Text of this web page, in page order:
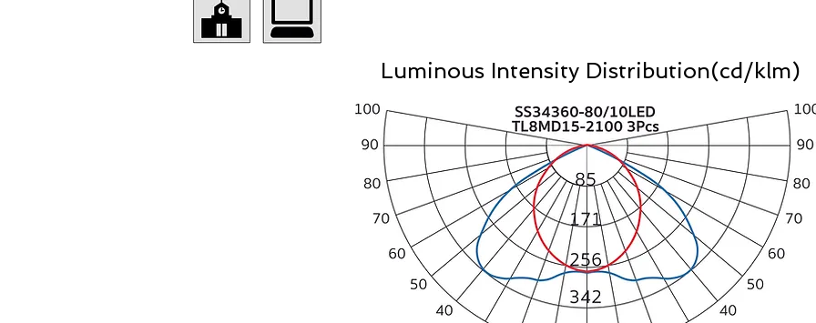
Luminous Intensity Distribution(cd/klm)